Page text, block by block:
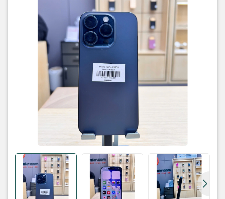
• Bản: hàn quốc
ốp , sạc , cường lực
Bảo hành: lỗi 1 đổi 1 trong vòng 6 tháng